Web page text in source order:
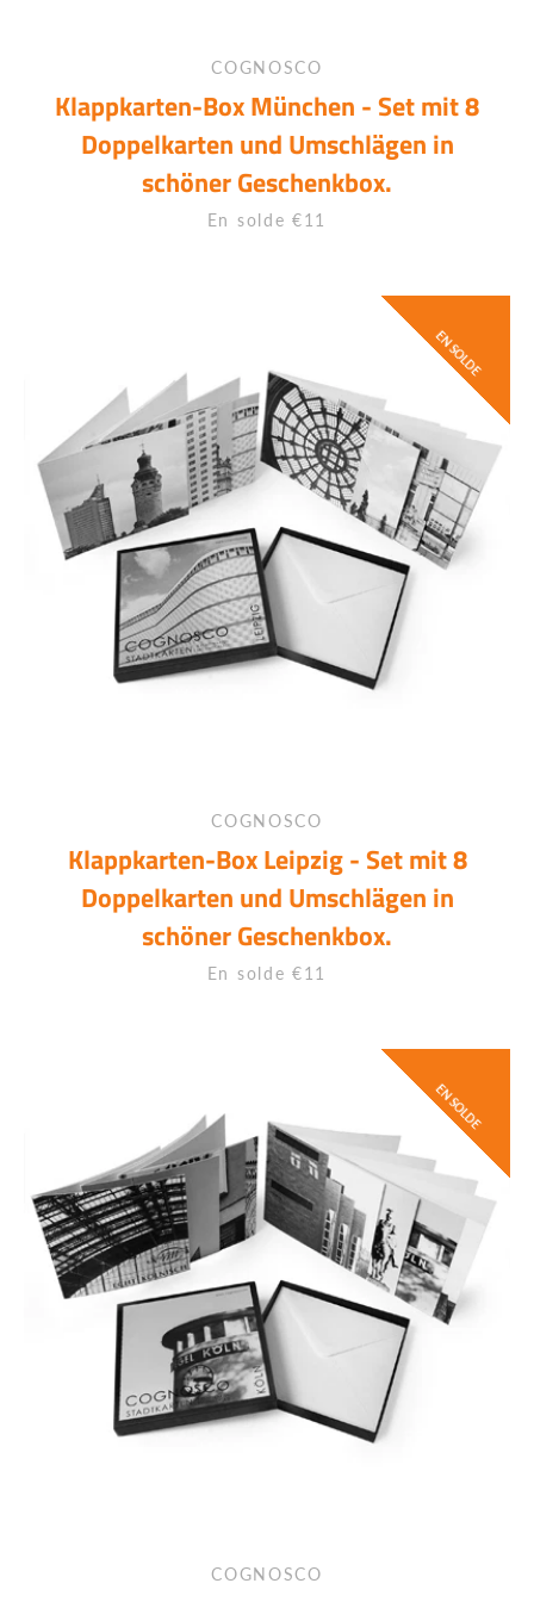
COGNOSCO
Klappkarten-Box München - Set mit 8
Doppelkarten und Umschlägen in
schöner Geschenkbox.
Prix
En solde €11
COGNOSCO
Klappkarten-Box Leipzig - Set mit 8
Doppelkarten und Umschlägen in
schöner Geschenkbox.
Prix
En solde €11
EN SOLDE
COGNOSCO
EN SOLDE